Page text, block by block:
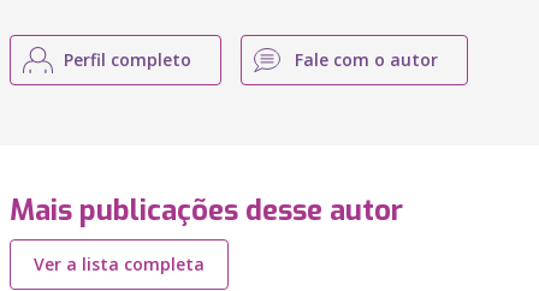
Perfil completo Fale com o autor
Mais publicações desse autor
Ver a lista completa